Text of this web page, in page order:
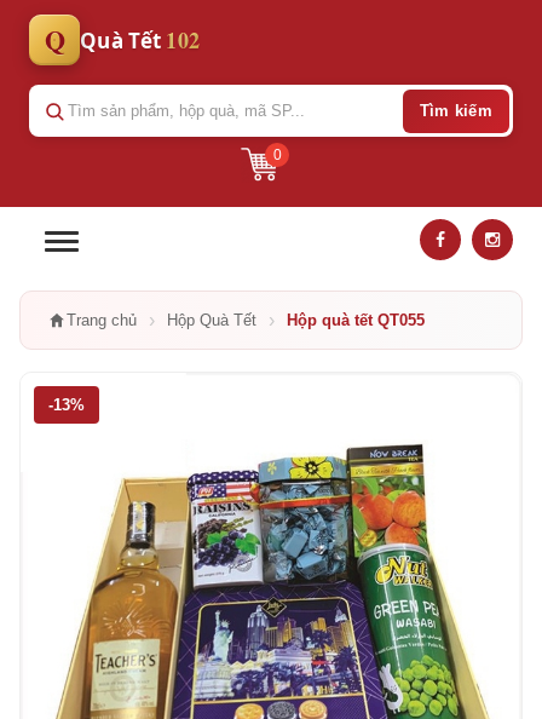
Q Quà Tết 102
0
Tìm kiếm
Trang chủ › Hộp Quà Tết › Hộp quà tết QT055
-13%